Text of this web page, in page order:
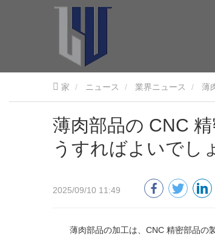
家 ニュース 業界ニュース 薄
薄肉部品の CNC
うすればよいでし
2025/09/10 11:49
薄肉部品の加工は、CNC 精密部品の